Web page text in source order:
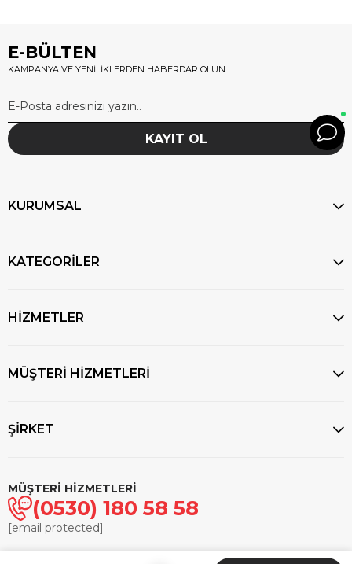
E-BÜLTEN
KAMPANYA VE YENİLİKLERDEN HABERDAR OLUN.
KAYIT OL
KURUMSAL
KATEGORİLER
HİZMETLER
MÜŞTERİ HİZMETLERİ
ŞİRKET
MÜŞTERİ HİZMETLERİ
(0530) 180 58 58
[email protected]
- Tüm hakları saklıdır.